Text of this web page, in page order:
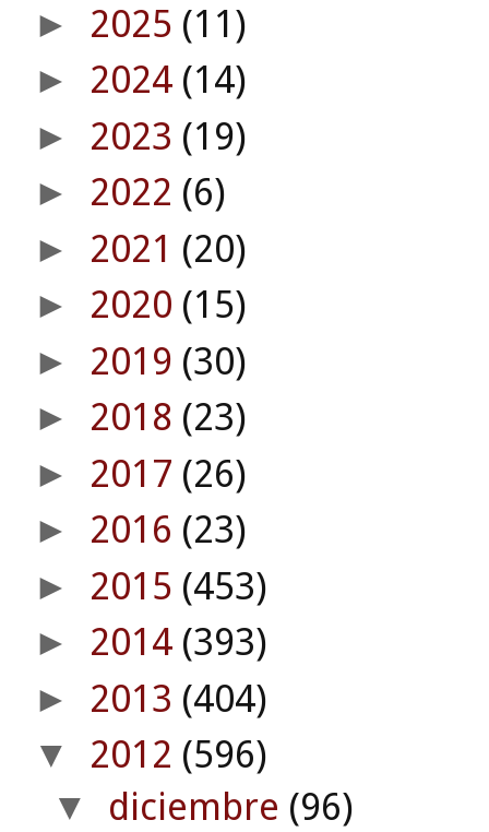
► 2025 (11)
► 2024 (14)
► 2023 (19)
► 2022 (6)
► 2021 (20)
► 2020 (15)
► 2019 (30)
► 2018 (23)
► 2017 (26)
► 2016 (23)
► 2015 (453)
► 2014 (393)
► 2013 (404)
▼ 2012 (596)
▼ diciembre (96)